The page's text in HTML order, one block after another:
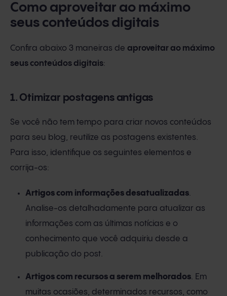
Como aproveitar ao máximo
seus conteúdos digitais
Confira abaixo 3 maneiras de aproveitar ao máximo
seus conteúdos digitais:
1. Otimizar postagens antigas
Se você não tem tempo para criar novos conteúdos
para seu blog, reutilize as postagens existentes.
Para isso, identifique os seguintes elementos e
corrija-os:
Artigos com informações desatualizadas.
Analise-os detalhadamente para atualizar as
informações com as últimas notícias e o
conhecimento que você adquiriu desde a
publicação do post.
Artigos com recursos a serem melhorados. Em
muitas ocasiões, determinados recursos, como